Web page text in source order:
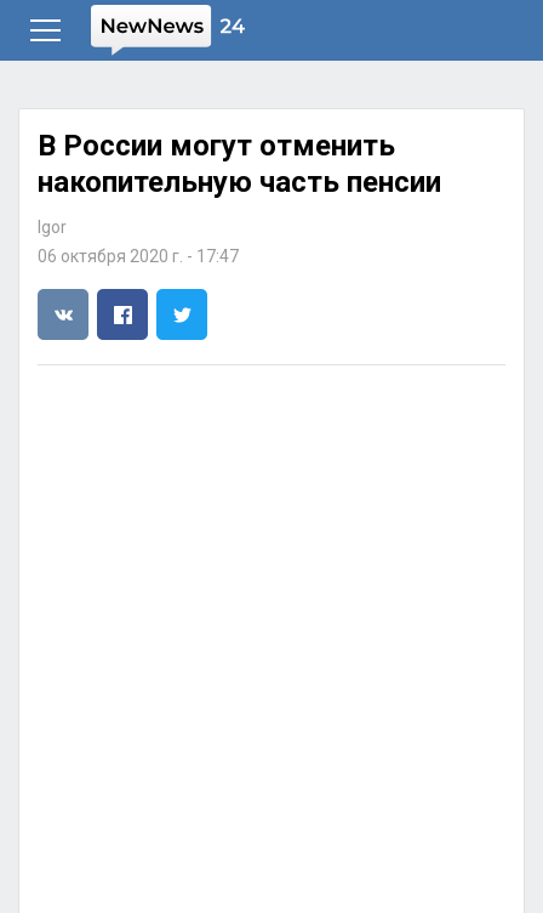
В России могут отменить
накопительную часть пенсии
Igor
06 октября 2020 г. - 17:47